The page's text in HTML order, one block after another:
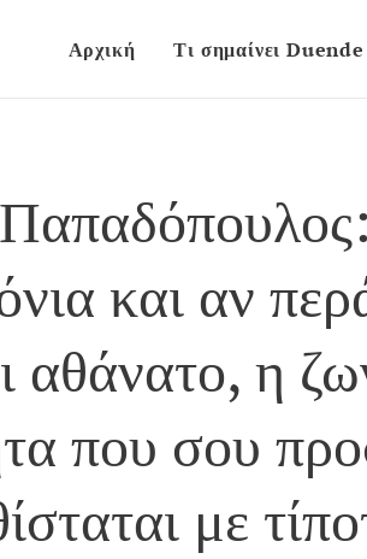
Αρχική Τι σημαίνει Duende
και αν
αθάνατο, η
που σου
με